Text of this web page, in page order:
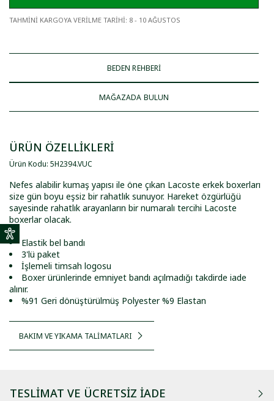
TAHMİNİ KARGOYA VERİLME TARİHİ: 8 - 10 AĞUSTOS
BEDEN REHBERİ
MAĞAZADA BULUN
ÜRÜN ÖZELLİKLERİ
Ürün Kodu: 5H2394.VUC
Nefes alabilir kumaş yapısı ile öne çıkan Lacoste erkek boxerları
size gün boyu eşsiz bir rahatlık sunuyor. Hareket özgürlüğü
sayesinde rahatlık arayanların bir numaralı tercihi Lacoste
boxerlar olacak.
Elastik bel bandı
3'lü paket
İşlemeli timsah logosu
Boxer ürünlerinde emniyet bandı açılmadığı takdirde iade
alınır.
%91 Geri dönüştürülmüş Polyester %9 Elastan
BAKIM VE YIKAMA TALİMATLARI
TESLIMAT VE ÜCRETSIZ İADE